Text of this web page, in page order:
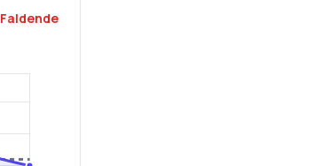
Faldende